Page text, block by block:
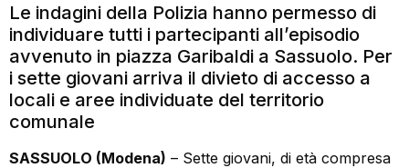
Le indagini della Polizia hanno permesso di
individuare tutti i partecipanti all’episodio
avvenuto in piazza Garibaldi a Sassuolo. Per
i sette giovani arriva il divieto di accesso a
locali e aree individuate del territorio
comunale
SASSUOLO (Modena) – Sette giovani, di età compresa